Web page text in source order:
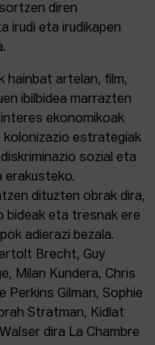
diren
irudi eta irudikapen
hainbat artelan, film,
ibilbidea marrazten
ekonomikoak
kolonizazio estrategiak
sozial eta
erakusteko.
dituzten obrak dira,
bideak eta tresnak ere
adierazi bezala.
Brecht, Guy
Milan Kundera, Chris
Perkins Gilman, Sophie
Stratman, Kidlat
dira La Chambre